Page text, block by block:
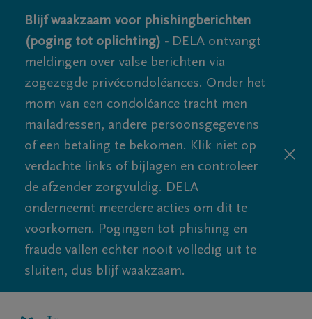
Blijf waakzaam voor phishingberichten
(poging tot oplichting) - DELA ontvangt
meldingen over valse berichten via
zogezegde privécondoléances. Onder het
mom van een condoléance tracht men
mailadressen, andere persoonsgegevens
of een betaling te bekomen. Klik niet op
verdachte links of bijlagen en controleer
de afzender zorgvuldig. DELA
onderneemt meerdere acties om dit te
voorkomen. Pogingen tot phishing en
fraude vallen echter nooit volledig uit te
sluiten, dus blijf waakzaam.